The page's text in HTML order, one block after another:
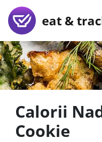
eat &
Calorii
Cookie